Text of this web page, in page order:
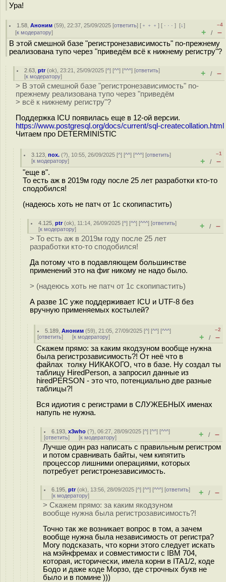
Ура!
1.58 ,Аноним (59), 22:37, 25/09/2025 [ответить] [ ﹢﹢﹢] [ · · ·][↓]
[к модератору]
–4
+ / –
В этой смешной базе "регистронезависимость" по-прежнему
реализована тупо через "приведём всё к нижнему регистру"?
2.63 ,ptr(ok), 23:21, 25/09/2025 [^] [^^] [^^^] [ответить]
[к модератору] + / –
> В этой смешной базе "регистронезависимость" по-
прежнему реализована тупо через "приведём
> всё к нижнему регистру"?
Поддержка ICU появилась еще в 12-ой версии.
https://www.postgresql.org/docs/current/sql-createcollation.html
Читаем про DETERMINISTIC
3.123 ,пох. (?), 10:55, 26/09/2025 [^] [^^] [^^^] [ответить]
[к модератору]
–1
+ / –
"еще в".
То есть аж в 2019м году после 25 лет разработки кто-то
сподобился!
(надеюсь хоть не патч от 1с скопипастить)
4.125 ,ptr(ok), 11:14, 26/09/2025 [^] [^^] [^^^] [ответить]
[к модератору] + / –
> То есть аж в 2019м году после 25 лет
разработки кто-то сподобился!
Да потому что в подавляющем большинстве
применений это на фиг никому не надо было.
> (надеюсь хоть не патч от 1с скопипастить)
А разве 1C уже поддерживает ICU и UTF-8 без
вручную применяемых костылей?
5.189 ,Аноним (59), 21:05, 27/09/2025 [^] [^^] [^^^]
[ответить] [к модератору]
–2
+ / –
Скажем прямо: за каким якодзуном вообще нужна
была регистрозависимость?! От неё что в
файлах толку НИКАКОГО, что в базе. Ну создал ты
таблицу HiredPerson, а запросил данные из
hiredPERSON - это что, потенциально две разные
таблицы?!
Вся идиотия с регистрами в СЛУЖЕБНЫХ именах
напупь не нужна.
6.193 ,x3who (?), 06:27, 28/09/2025 [^] [^^] [^^^]
[ответить] [к модератору] + / –
Лучше один раз написать с правильным регистром
и потом сравнивать байты, чем кипятить
процессор лишними операциями, которых
потребует регистронезависимость.
6.195 ,ptr(ok), 13:56, 28/09/2025 [^] [^^] [^^^] [ответить]
[к модератору] + / –
> Скажем прямо: за каким якодзуном
вообще нужна была регистрозависимость?!
Точно так же возникает вопрос в том, а зачем
вообще нужна была независимость от регистра?
Могу подсказать, что корни этого следует искать
на мэйнфремах и совместимости с IBM 704,
которая, исторически, имела корни в ITA1/2, коде
Бодо и даже коде Морзо, где строчных букв не
было и в помине )))